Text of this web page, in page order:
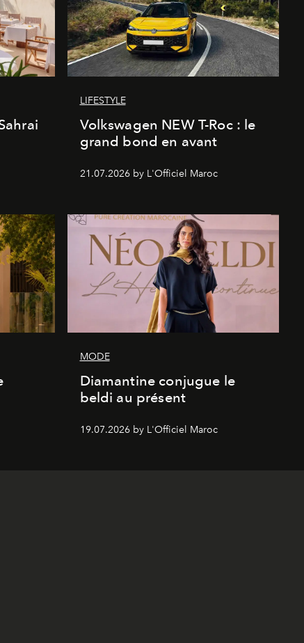
LIFESTYLE
Volkswagen NEW T-Roc : le
grand bond en avant
21.07.2026 by L'Officiel Maroc
MODE
Diamantine conjugue le
beldi au présent
19.07.2026 by L'Officiel Maroc